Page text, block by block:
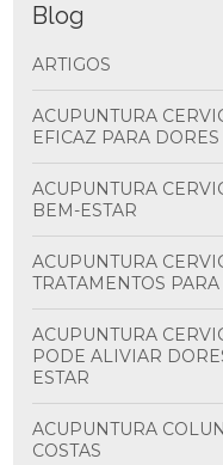
Blog
ARTIGOS
ACUPUNTURA CERVICAL COMO TRATAMENTO
EFICAZ PARA
ACUPUNTURA CERVICAL PARA ALÍVIO DA DOR E
BEM-ESTAR
ACUPUNTURA CERVICAL: BENEFÍCIOS E
TRATAMENTOS
ACUPUNTURA CERVICAL: COMO ESSA TERAPIA
PODE ALIVIAR
ESTAR
ACUPUNTURA COLUNA ALÍVIO E SAÚDE PARA SUAS
COSTAS